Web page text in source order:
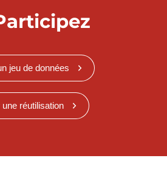
jeu de données
une réutilisation